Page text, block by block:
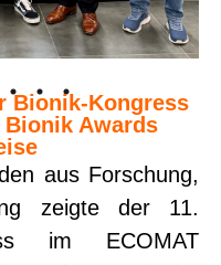
Bionik-Kongress
Awards
aus Forschung,
zeigte der 11.
im ECOMAT